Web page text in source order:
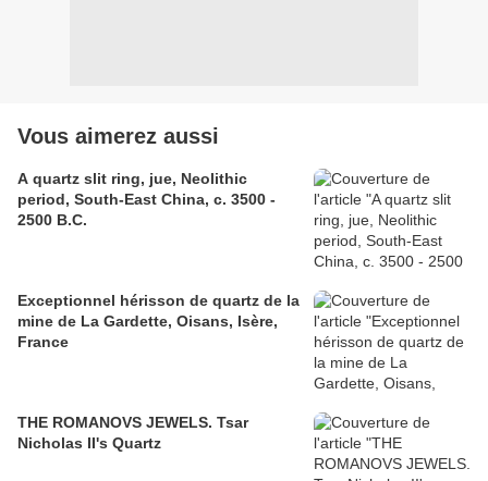
Vous aimerez aussi
A quartz slit ring, jue, Neolithic
period, South-East China, c. 3500 -
2500 B.C.
Exceptionnel hérisson de quartz de la
mine de La Gardette, Oisans, Isère,
France
THE ROMANOVS JEWELS. Tsar
Nicholas II's Quartz